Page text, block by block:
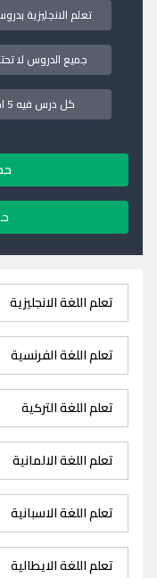
تعلم الانجليزية
جميع الدروس لا
كل درس فيه 5 اختبارات تفاعلية لتحسين اللفظ والنطق
تعلم اللغة الانجليزية
تعلم اللغة الفرنسية
تعلم اللغة التركية
تعلم اللغة الالمانية
تعلم اللغة الاسبانية
تعلم اللغة الايطالية